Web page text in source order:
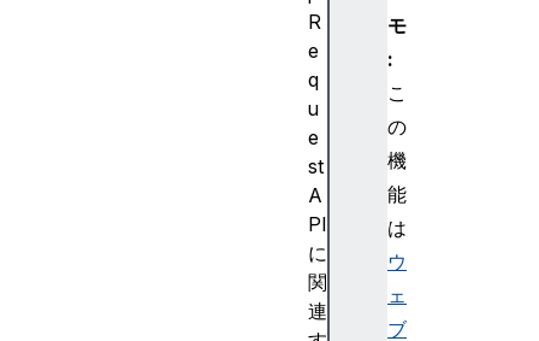
モ
:
こ
の
機
能
は
ウ
ェ
ブ
R
e
q
u
e
st
A
PI
に
関
連